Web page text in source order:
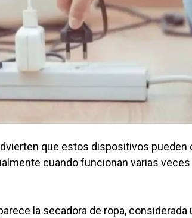
que estos dispositivos pueden
cuando funcionan varias
la secadora de ropa,